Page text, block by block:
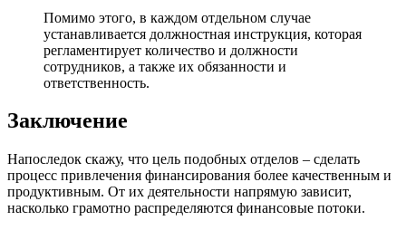
Помимо этого, в каждом отдельном случае
устанавливается должностная инструкция, которая
регламентирует количество и должности
сотрудников, а также их обязанности и
ответственность.
Заключение
Напоследок скажу, что цель подобных отделов – сделать
процесс привлечения финансирования более качественным и
продуктивным. От их деятельности напрямую зависит,
насколько грамотно распределяются финансовые потоки.